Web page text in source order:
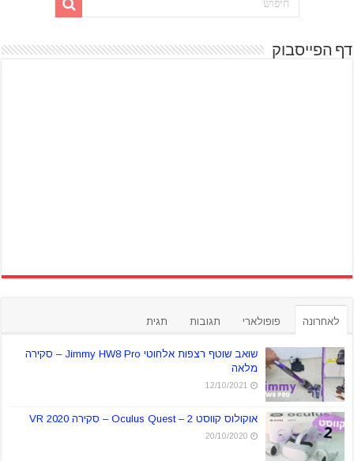
דף הפייסבוק
לאחרונה פופולארי תגובות תגית
שואב שוטף רצפות אלחוטי Jimmy HW8 Pro – סקירה
מלאה
12/10/2021
אוקולוס קווסט 2 – Oculus Quest – סקירה VR 2020
20/10/2020